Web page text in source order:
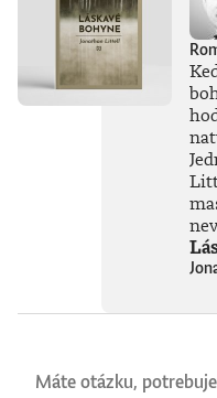
Máte otázku,